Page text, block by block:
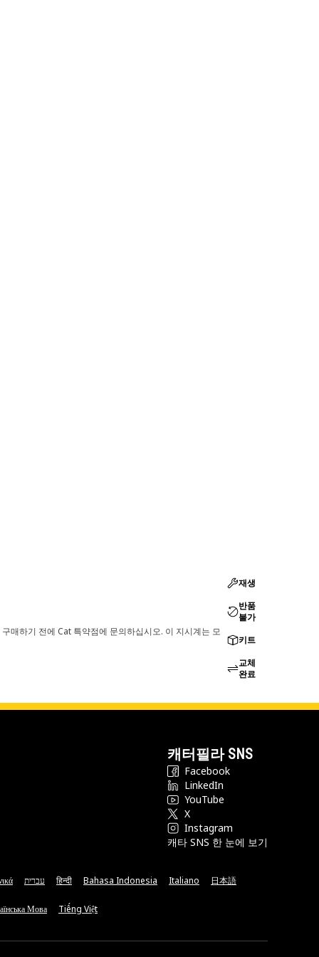
매하기 전에 Cat 특약점에 문의하십시오. 이 지시계는 모
재생
반품
불가
키트
교체
완료
캐터필라 SNS
Facebook
LinkedIn
YouTube
X
Instagram
캐타 SNS 한 눈에 보기
עברית हिन्दी Bahasa Indonesia Italiano 日本語
Мова Tiếng Việt